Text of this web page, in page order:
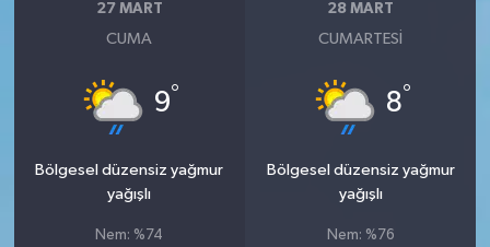
27 MART
CUMA
9°
Bölgesel düzensiz yağmur
yağışlı
Nem: %74
28 MART
CUMARTESI
8°
Bölgesel düzensiz yağmur
yağışlı
Nem: %76